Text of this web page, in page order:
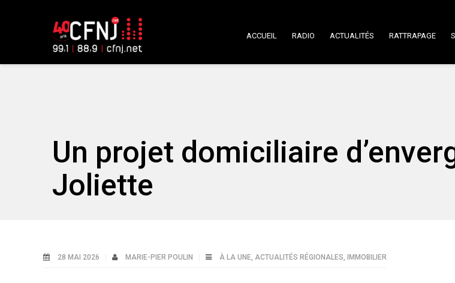
ACCUEIL RADIO ACTUALITÉS RATTRAPAGE
Un projet domiciliaire
Joliette
28 MAI 2026 MARIE-PIER POULIN À LA UNE, ACTUALITÉS RÉGIONALES, IMMOBILIER